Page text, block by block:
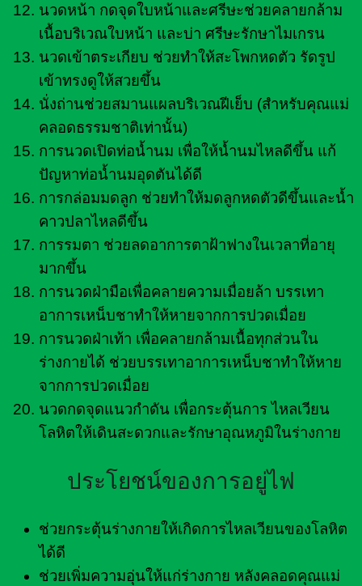
นวดหน้า กดจุดใบหน้าและศรีษะช่วยคลายกล้าม
เนื้อบริเวณใบหน้า และบ่า ศรีษะรักษาไมเกรน
นวดเข้าตระเกียบ ช่วยทำให้สะโพกหดตัว รัดรูป
เข้าทรงดูให้สวยขึ้น
นั่งถ่านช่วยสมานแผลบริเวณฝีเย็บ (สำหรับคุณแม่
คลอดธรรมชาติเท่านั้น)
การนวดเปิดท่อน้ำนม เพื่อให้น้ำนมไหลดีขึ้น แก้
ปัญหาท่อน้ำนมอุดตันได้ดี
การกล่อมมดลูก ช่วยทำให้มดลูกหดตัวดีขึ้นและน้ำ
คาวปลาไหลดีขึ้น
การรมตา ช่วยลดอาการตาฝ้าฟางในเวลาที่อายุ
มากขึ้น
การนวดฝ่ามือเพื่อคลายความเมื่อยล้า บรรเทา
อาการเหน็บชาทำให้หายจากการปวดเมื่อย
การนวดฝ่าเท้า เพื่อคลายกล้ามเนื้อทุกส่วนใน
ร่างกายได้ ช่วยบรรเทาอาการเหน็บชาทำให้หาย
จากการปวดเมื่อย
นวดกดจุดแนวกำดัน เพื่อกระตุ้นการ ไหลเวียน
โลหิตให้เดินสะดวกและรักษาอุณหภูมิในร่างกาย
ประโยชน์ของการอยู่ไฟ
ช่วยกระตุ้นร่างกายให้เกิดการไหลเวียนของโลหิต
ได้ดี
ช่วยเพิ่มความอุ่นให้แก่ร่างกาย หลังคลอดคุณแม่